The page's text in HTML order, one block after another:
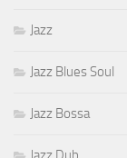
Jazz
Jazz Blues Soul
Jazz Bossa